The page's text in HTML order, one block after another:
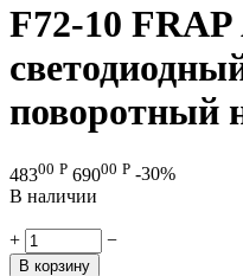
F72-10 FRAP
поворотный
48300 Р 69000 Р -30%
В наличии
+ −
В корзину